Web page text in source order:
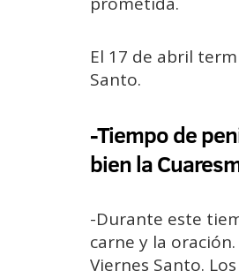
El 17 de abril
Santo.
-Tiempo de
bien la
-Durante este
carne y la
Viernes Santo.